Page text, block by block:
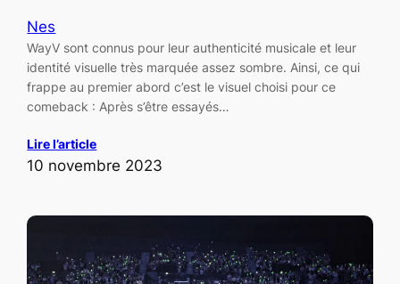
Nes
WayV sont connus pour leur authenticité musicale et leur
identité visuelle très marquée assez sombre. Ainsi, ce qui
frappe au premier abord c’est le visuel choisi pour ce
comeback : Après s’être essayés…
Lire l’article
10 novembre 2023